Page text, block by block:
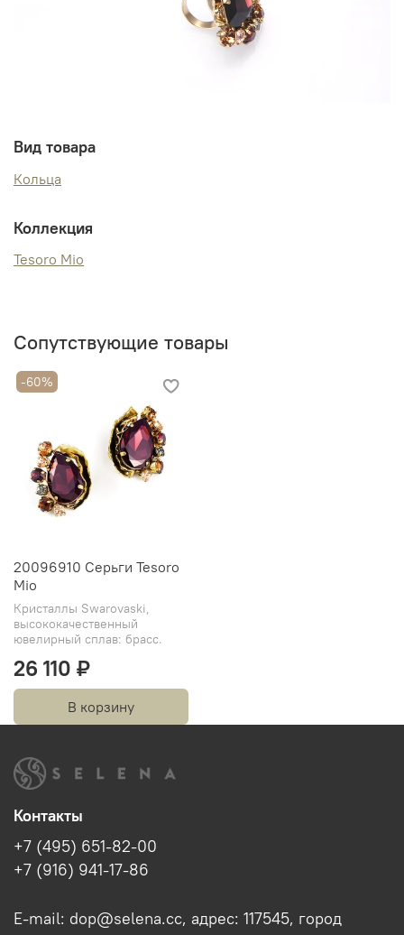
Вид товара
Кольца
Коллекция
Tesoro Mio
Сопутствующие товары
-60%
20096910 Серьги Tesoro
Mio
Кристаллы Swarovaski,
высококачественный
ювелирный сплав: брасс.
26 110 ₽
В корзину
Контакты
+7 (495) 651-82-00
+7 (916) 941-17-86
E-mail: dop@selena.cc, адрес: 117545, город